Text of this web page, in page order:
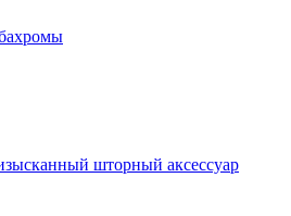
шторный аксессуар